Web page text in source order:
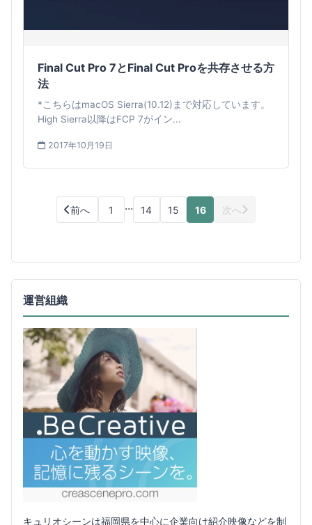
Final Cut Pro 7とFinal Cut Proを共存させる方
法
*こちらはmacOS Sierra(10.12)まで対応しています。
High Sierra以降はFCP 7がイン...
2017年10月19日
前へ 1 ... 14 15 16 次へ
運営組織
キュリオシーンは福岡県を中心に企業向け紹介映像などを制